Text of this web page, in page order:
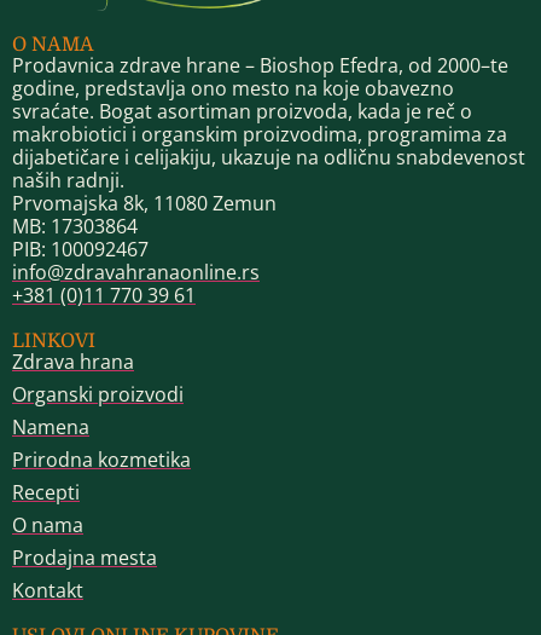
O NAMA
Prodavnica zdrave hrane – Bioshop Efedra, od 2000–te
godine, predstavlja ono mesto na koje obavezno
svraćate. Bogat asortiman proizvoda, kada je reč o
makrobiotici i organskim proizvodima, programima za
dijabetičare i celijakiju, ukazuje na odličnu snabdevenost
naših radnji.
Prvomajska 8k, 11080 Zemun
MB: 17303864
PIB: 100092467
info@zdravahranaonline.rs
+381 (0)11 770 39 61
LINKOVI
Zdrava hrana
Organski proizvodi
Namena
Prirodna kozmetika
Recepti
O nama
Prodajna mesta
Kontakt